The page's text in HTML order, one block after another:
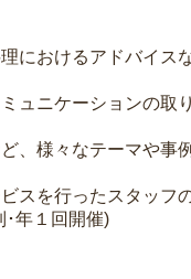
におけるアドバイス
ュニケーションの
、様々なテーマや事
スを行ったスタッ
･年１回開催)